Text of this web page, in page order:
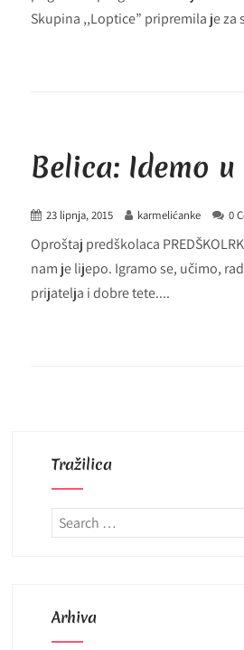
Skupina ,,Loptice” pripremila je za
Belica: Idemo
23 lipnja, 2015 karmelićanke 0
Oproštaj predškolaca
nam je lijepo. Igramo se, učimo,
prijatelja i dobre tete....
Tražilica
Arhiva